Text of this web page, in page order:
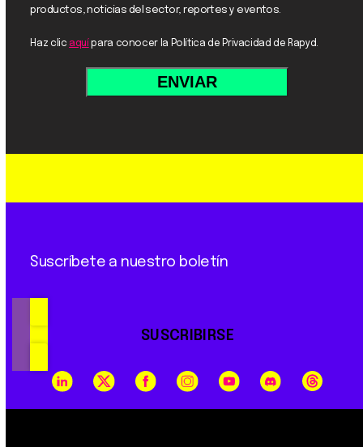
productos, noticias del sector, reportes y eventos.
Haz clic aquí para conocer la Política de Privacidad de Rapyd.
Suscríbete a nuestro boletín
SUSCRIBIRSE